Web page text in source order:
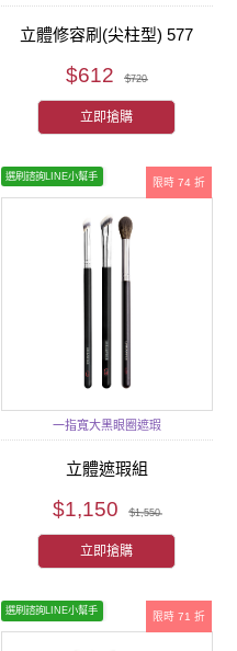
立體修容刷(尖柱型) 577
$612 $720
立即搶購
限時 74 折
選刷諮詢LINE小幫手
一指寬大黑眼圈遮瑕
立體遮瑕組
$1,150 $1,550
立即搶購
限時 71 折
選刷諮詢LINE小幫手